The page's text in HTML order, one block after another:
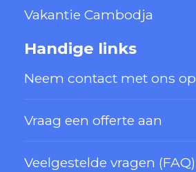
Vakantie Cambodja
Handige links
Neem contact met ons op
Vraag een offerte aan
Veelgestelde vragen (FAQ)